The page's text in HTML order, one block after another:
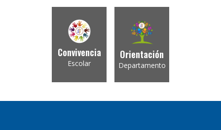
Convivencia
Escolar
Orientación
Departamento